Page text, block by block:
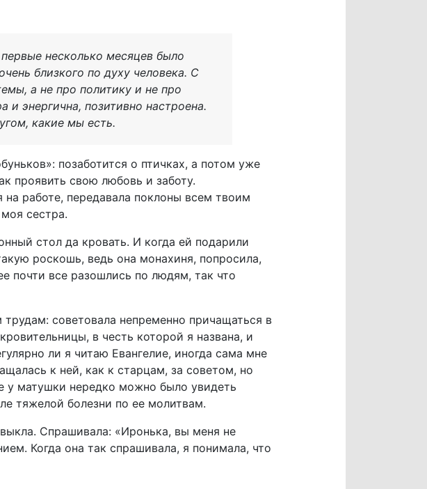
несколько месяцев было
близкого по духу человека. С
а не про политику и не про
и энергична, позитивно настроена.
какие мы есть.
позаботится о птичках, а потом уже
проявить свою любовь и заботу.
на работе, передавала поклоны всем твоим
сестра.
стол да кровать. И когда ей подарили
роскошь, ведь она монахиня, попросила,
почти все разошлись по людям, так что
советовала непременно причащаться в
в честь которой я названа, и
ли я читаю Евангелие, иногда сама мне
к ней, как к старцам, за советом, но
у матушки нередко можно было увидеть
тяжелой болезни по ее молитвам.
Спрашивала: «Иронька, вы меня не
Когда она так спрашивала, я понимала, что